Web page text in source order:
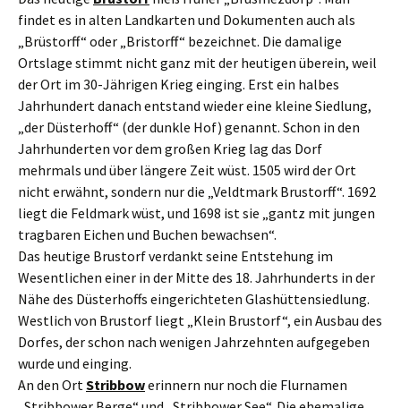
findet es in alten Landkarten und Dokumenten auch als
„Brüstorff“ oder „Bristorff“ bezeichnet. Die damalige
Ortslage stimmt nicht ganz mit der heutigen überein, weil
der Ort im 30-Jährigen Krieg einging. Erst ein halbes
Jahrhundert danach entstand wieder eine kleine Siedlung,
„der Düsterhoff“ (der dunkle Hof) genannt. Schon in den
Jahrhunderten vor dem großen Krieg lag das Dorf
mehrmals und über längere Zeit wüst. 1505 wird der Ort
nicht erwähnt, sondern nur die „Veldtmark Brustorff“. 1692
liegt die Feldmark wüst, und 1698 ist sie „gantz mit jungen
tragbaren Eichen und Buchen bewachsen“.
Das heutige Brustorf verdankt seine Entstehung im
Wesentlichen einer in der Mitte des 18. Jahrhunderts in der
Nähe des Düsterhoffs eingerichteten Glashüttensiedlung.
Westlich von Brustorf liegt „Klein Brustorf“, ein Ausbau des
Dorfes, der schon nach wenigen Jahrzehnten aufgegeben
wurde und einging.
An den OrtStribbowerinnern nur noch die Flurnamen